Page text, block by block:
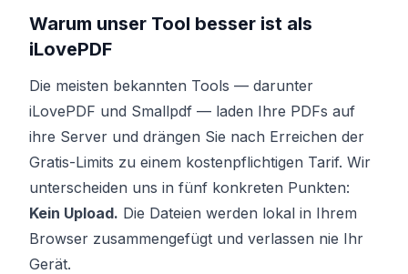
Warum unser Tool besser ist als
iLovePDF
Die meisten bekannten Tools — darunter
iLovePDF und Smallpdf — laden Ihre PDFs auf
ihre Server und drängen Sie nach Erreichen der
Gratis-Limits zu einem kostenpflichtigen Tarif. Wir
unterscheiden uns in fünf konkreten Punkten:
Kein Upload. Die Dateien werden lokal in Ihrem
Browser zusammengefügt und verlassen nie Ihr
Gerät.